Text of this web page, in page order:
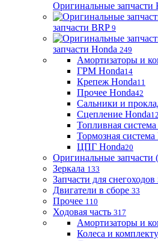
Оригинальные запчасти
запчасти BRP 9
запчасти Honda 249
Амортизаторы и
ГРМ Honda14
Крепеж Honda11
Прочее Honda42
Сальники и
Сцепление Honda12
Топливная
Тормозная система
ЦПГ Honda20
Оригинальные запчасти
Зеркала 133
Запчасти для снегоходов
Двигатели в сборе 33
Прочее 110
Ходовая часть 317
Амортизаторы и
Колеса и